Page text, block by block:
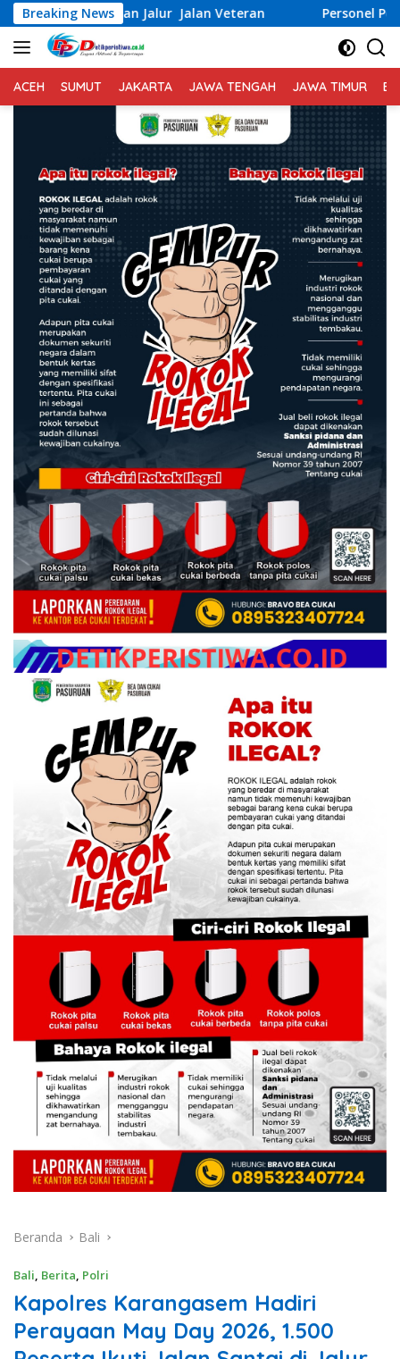
Langsung
ke
konten
Breaking News
Jalur Jalan Veteran Personel Polres Bireuen Ikuti
ACEH SUMUT JAKARTA JAWA TENGAH JAWA TIMUR
Beranda Bali
Bali, Berita, Polri
Kapolres Karangasem Hadiri
Perayaan May Day 2026, 1.500